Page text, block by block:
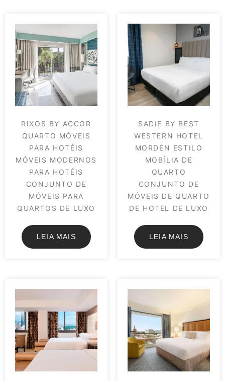
RIXOS BY ACCOR
QUARTO MÓVEIS
PARA HOTÉIS
MÓVEIS MODERNOS
PARA HOTÉIS
CONJUNTO DE
MÓVEIS PARA
QUARTOS DE LUXO
LEIA MAIS
SADIE BY BEST
WESTERN HOTEL
MORDEN ESTILO
MOBÍLIA DE
QUARTO
CONJUNTO DE
MÓVEIS DE QUARTO
DE HOTEL DE LUXO
LEIA MAIS